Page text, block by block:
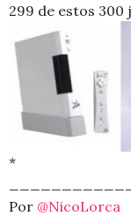
299 de estos 300
*
Por @NicoLorca